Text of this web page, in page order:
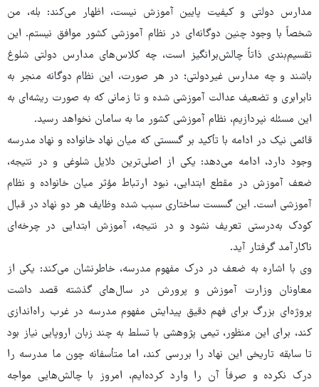
مدارس دولتی و کیفیت پایین آموزش نیست، اظهار می‌کند: بله، من
شخصاً با وجود چنین دوگانه‌ای در نظام آموزشی کشور موافق نیستم. این
تقسیم‌بندی ذاتاً چالش‌برانگیز است، چه کلاس‌های مدارس دولتی شلوغ
باشند و چه مدارس غیردولتی؛ در هر صورت، این نظام دوگانه منجر به
نابرابری و تضعیف عدالت آموزشی شده و تا زمانی که به صورت ریشه‌ای به
این مسئله نپردازیم، نظام آموزشی کشور ما به سامان نخواهد رسید.
قائمی نیک در ادامه با تأکید بر گسستی که میان نهاد خانواده و نهاد مدرسه
وجود دارد، ادامه می‌دهد: یکی از اصلی‌ترین دلایل شلوغی و در نتیجه،
ضعف آموزش در مقطع ابتدایی، نبود ارتباط مؤثر میان خانواده و نظام
آموزشی است. این گسست ساختاری سبب شده وظایف هر دو نهاد در قبال
کودک به‌درستی تعریف نشود و در نتیجه، آموزش ابتدایی در چرخه‌ای
ناکارآمد گرفتار آید.
وی با اشاره به ضعف در درک مفهوم مدرسه، خاطرنشان می‌کند: یکی از
معاونان وزارت آموزش و پرورش در سال‌های گذشته قصد داشت
پروژه‌ای بزرگ برای فهم دقیق پیدایش مفهوم مدرسه در غرب راه‌اندازی
کند، برای این منظور، تیمی پژوهشی با تسلط به چند زبان اروپایی نیاز بود
تا سابقه تاریخی این نهاد را بررسی کند، اما متأسفانه چون ما مدرسه را
درک نکرده‌ و صرفاً آن را وارد کرده‌ایم، امروز با چالش‌هایی مواجه